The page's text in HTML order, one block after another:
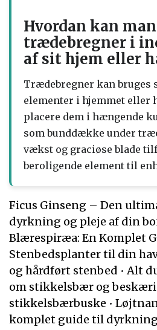
Hvordan kan
trædebregner i
af sit hjem eller
Trædebregner kan bruges
elementer i hjemmet eller
placere dem i hængende
som bunddække under
vækst og graciøse blade
beroligende element til
Ficus Ginseng – Den
dyrkning og pleje af din
Blærespiræa: En Komplet
Stenbedsplanter til din
og hårdført stenbed •Alt
om stikkelsbær og
stikkelsbærbuske •
komplet guide til